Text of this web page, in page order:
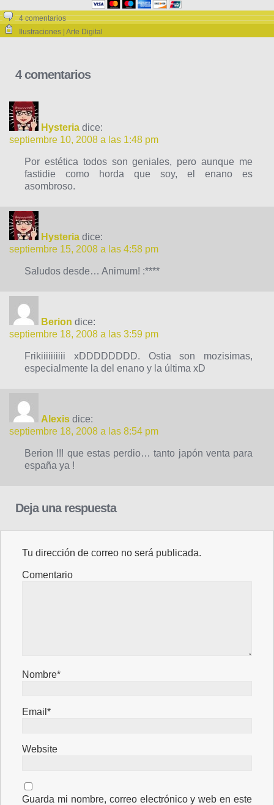
4 comentarios
Ilustraciones | Arte Digital
4 comentarios
Hysteria dice:
septiembre 10, 2008 a las 1:48 pm
Por estética todos son geniales, pero aunque me
fastidie como horda que soy, el enano es
asombroso.
Hysteria dice:
septiembre 15, 2008 a las 4:58 pm
Saludos desde… Animum! :****
Berion dice:
septiembre 18, 2008 a las 3:59 pm
Frikiiiiiiiiii xDDDDDDDD. Ostia son mozisimas,
especialmente la del enano y la última xD
Alexis dice:
septiembre 18, 2008 a las 8:54 pm
Berion !!! que estas perdio… tanto japón venta para
españa ya !
Deja una respuesta
Tu dirección de correo no será publicada.
Comentario
Nombre*
Email*
Website
Guarda mi nombre, correo electrónico y web en este